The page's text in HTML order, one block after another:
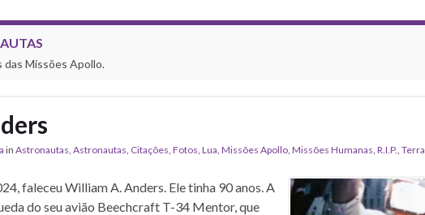
Missões Apollo.
in Astronautas, Astronautas, Citações, Fotos, Lua, Missões Apollo, Missões Humanas, R.I.P., Terra
faleceu William A. Anders. Ele tinha 90 anos. A
do seu avião Beechcraft T-34 Mentor, que